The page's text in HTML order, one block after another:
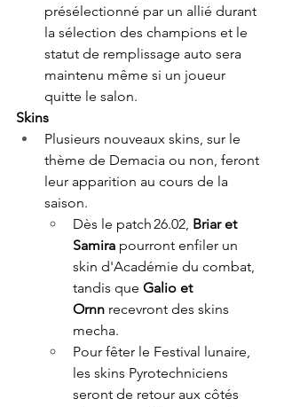
présélectionné par un allié durant
la sélection des champions et le
statut de remplissage auto sera
maintenu même si un joueur
quitte le salon.
Skins
Plusieurs nouveaux skins, sur le
thème de Demacia ou non, feront
leur apparition au cours de la
saison.
Dès le patch 26.02, Briar et
Samira pourront enfiler un
skin d'Académie du combat,
tandis que Galio et
Ornn recevront des skins
mecha.
Pour fêter le Festival lunaire,
les skins Pyrotechniciens
seront de retour aux côtés